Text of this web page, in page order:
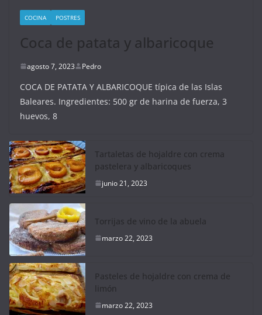
COCINA POSTRES
Coca de patata y albaricoque
agosto 7, 2023 Pedro
COCA DE PATATA Y ALBARICOQUE típica de las Islas
Baleares. Ingredientes: 500 gr de harina de fuerza, 3
huevos, 8
Tartaletas de hojaldre con crema
pastelera y albaricoques
junio 21, 2023
Torrijas de vino de la abuela
marzo 22, 2023
Pasteles de hojaldre con crema de
limón
marzo 22, 2023